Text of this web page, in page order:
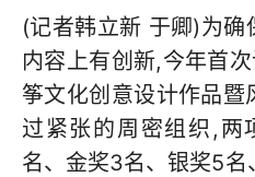
(记者韩立新 于卿)为确
内容上有创新,今年首
筝文化创意设计作品暨
过紧张的周密组织,两
名、金奖3名、银奖5名